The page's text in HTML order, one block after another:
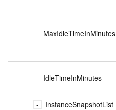
MaxIdleTimeInMinutes
IdleTimeInMinutes
InstanceSnapshotList